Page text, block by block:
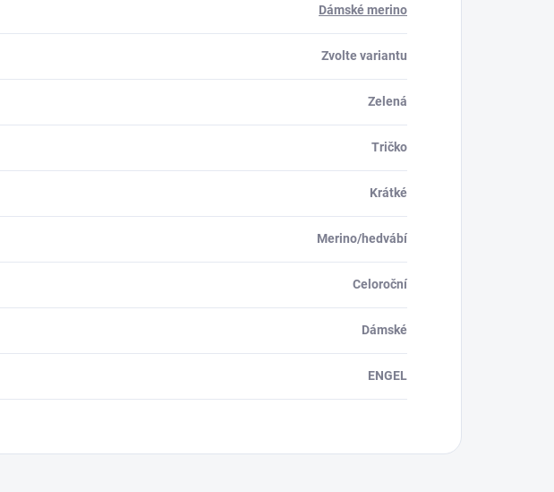
Dámské merino
Zvolte variantu
Zelená
Tričko
Krátké
Merino/hedvábí
Celoroční
Dámské
ENGEL